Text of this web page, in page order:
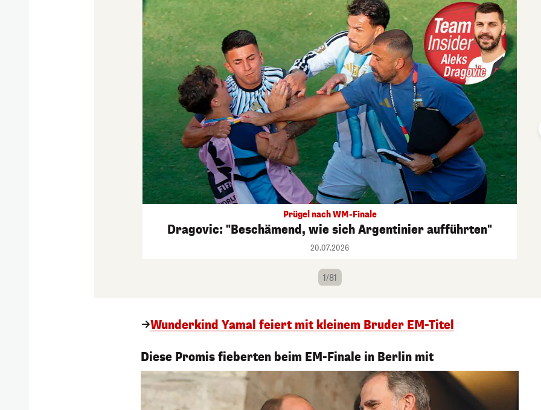
Prügel nach WM-Finale
Dragovic: "Beschämend, wie sich Argentinier aufführten"
20.07.2026
1/81
Wunderkind Yamal feiert mit kleinem Bruder EM-Titel
Diese Promis fieberten beim EM-Finale in Berlin mit
1/16